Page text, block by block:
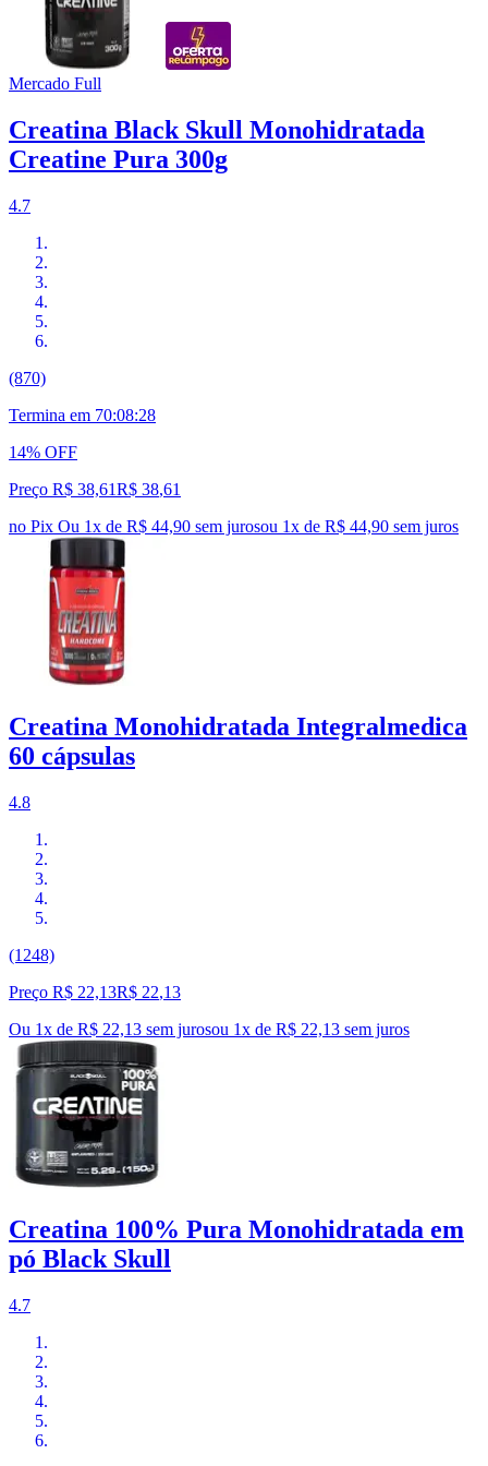
Mercado Full
Creatina Black Skull Monohidratada
Creatine Pura 300g
4.7
(870)
Termina em 70:08:27
14% OFF
Preço R$ 38,61R$ 38,61
no Pix Ou 1x de R$ 44,90 sem jurosou 1x de R$ 44,90 sem juros
Creatina Monohidratada Integralmedica
60 cápsulas
4.8
(1248)
Preço R$ 22,13R$ 22,13
Ou 1x de R$ 22,13 sem jurosou 1x de R$ 22,13 sem juros
Creatina 100% Pura Monohidratada em
pó Black Skull
4.7